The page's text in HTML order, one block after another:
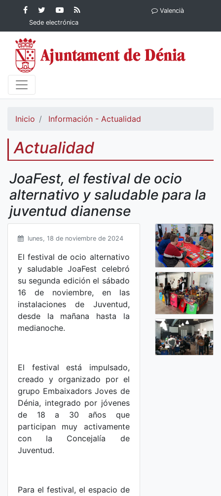
Contenido principalFacebook
Ayuntamiento de
Dénia
Ayuntamiento
de Dénia
YouTube
Ayuntamiento
de Dénia
Ayuntamiento
Sede electrónica
Valencià
Inicio Información - Actualidad
Actualidad
JoaFest, el festival de ocio
alternativo y saludable para la
juventud dianense
lunes, 18 de noviembre de 2024
El festival de ocio alternativo
y saludable JoaFest celebró
su segunda edición el sábado
16 de noviembre, en las
instalaciones de Juventud,
desde la mañana hasta la
medianoche.
El festival está impulsado,
creado y organizado por el
grupo Embaixadors Joves de
Dénia, integrado por jóvenes
de 18 a 30 años que
participan muy activamente
con la Concejalía de
Juventud.
Para el festival, el espacio de